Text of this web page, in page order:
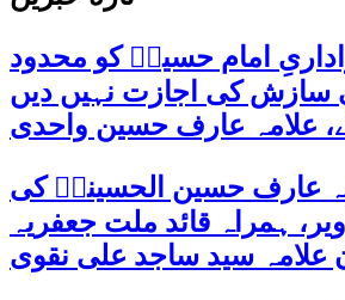
امام حسینؑ کو محدود
سازش کی اجازت نہیں دیں
علامہ عارف حسین واحدی
عارف حسین الحسینیؒ کی
ہمراہ قائد ملت جعفریہ
علامہ سید ساجد علی نقوی